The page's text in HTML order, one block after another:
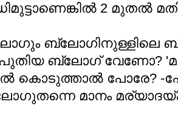
2 മുതൽ
ബ്ലോഗ് വേണോ?
കൊടുത്താൽ പോരേ? -
മാനം